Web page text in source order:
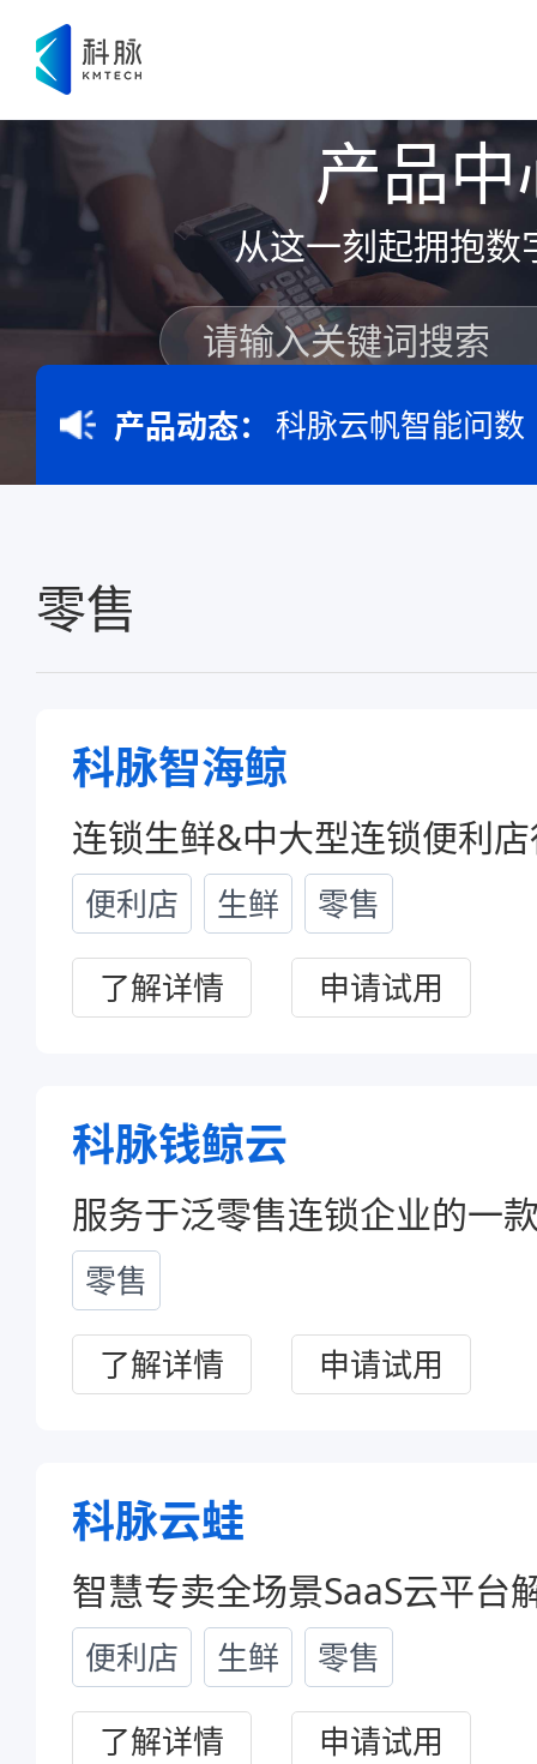
产品中
从这一刻起拥抱数
您可能想了解：私域运营
产品动态：
科脉云帆智能问数
零售
科脉智海鲸
便利店 生鲜
零售
了解详情
申请试用
科脉钱鲸云
零售
了解详情
申请试用
科脉云蛙
智慧专卖全场景SaaS云平台
便利店 生鲜
零售
了解详情
申请试用